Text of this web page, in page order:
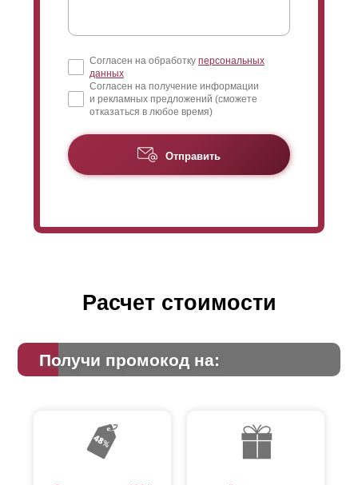
Согласен на обработку персональных
данных
Согласен на получение информации
и рекламных предложений (сможете
отказаться в любое время)
Отправить
Расчет стоимости
Получи промокод на: